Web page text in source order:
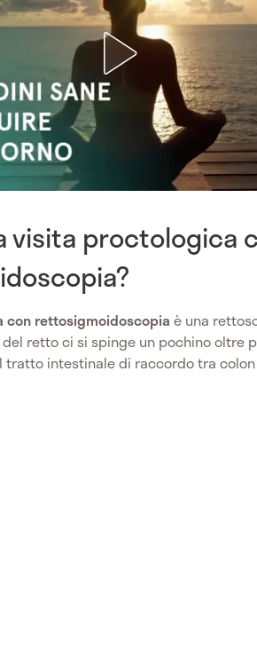
visita proctologica
rettosigmoidoscopia è una
retto ci si spinge un pochino oltre
tratto intestinale di raccordo tra